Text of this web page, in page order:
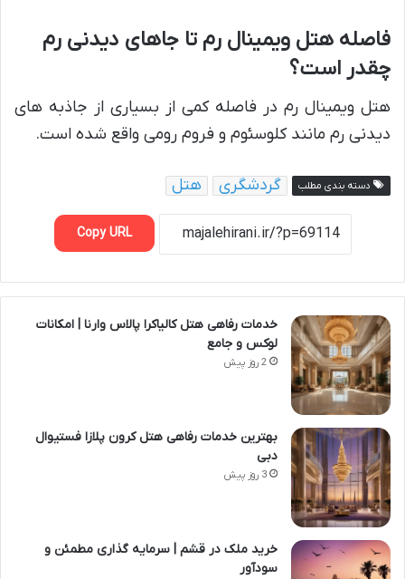
فاصله هتل ویمینال رم تا جاهای دیدنی رم
چقدر است؟
هتل ویمینال رم در فاصله کمی از بسیاری از جاذبه های
دیدنی رم مانند کلوسئوم و فروم رومی واقع شده است.
دسته بندی مطلب گردشگری هتل
Copy URL
خدمات رفاهی هتل کالیاکرا پالاس وارنا | امکانات
لوکس و جامع
2 روز پیش
بهترین خدمات رفاهی هتل کرون پلازا فستیوال
دبی
3 روز پیش
خرید ملک در قشم | سرمایه گذاری مطمئن و
سودآور